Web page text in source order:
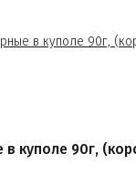
куполе 90г,